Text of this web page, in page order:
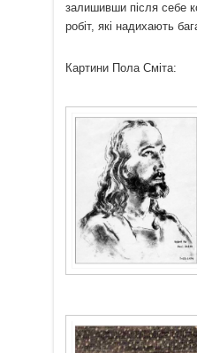
залишивши після себе
робіт, які надихають
Картини Пола Сміта: